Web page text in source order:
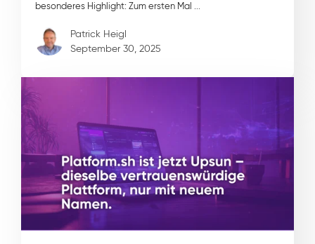
besonderes Highlight: Zum ersten Mal ...
Patrick Heigl
September 30, 2025